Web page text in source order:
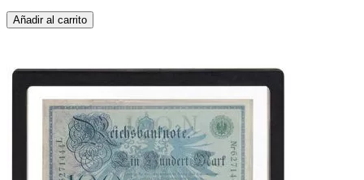
Añadir al carrito